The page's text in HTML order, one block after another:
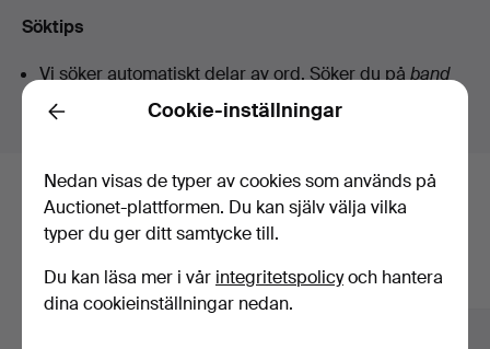
Söktips
Vi söker automatiskt delar av ord. Söker du på band
hittar vi även
arm band sur
Här är föremål från vårt arkiv som
matchar din sökning
Visa alla föremål
Back Cookie-inställningar
Nedan visas de typer av cookies som används på
Auctionet-plattformen. Du kan själv välja vilka
typer du ger ditt samtycke till.
Du kan läsa mer i vår integritetspolicyoch hantera
dina cookieinställningar nedan.